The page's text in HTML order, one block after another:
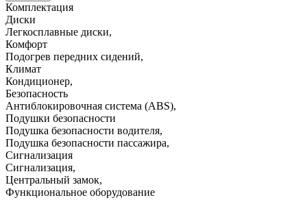
Комплектация
Диски
Легкосплавные диски,
Комфорт
Подогрев передних сидений,
Климат
Кондиционер,
Безопасность
Антиблокировочная система (ABS),
Подушки безопасности
Подушка безопасности водителя,
Подушка безопасности пассажира,
Сигнализация
Сигнализация,
Центральный замок,
Функциональное оборудование